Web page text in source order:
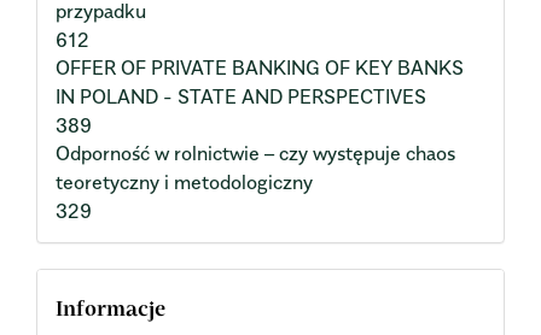
przypadku
612
OFFER OF PRIVATE BANKING OF KEY BANKS
IN POLAND - STATE AND PERSPECTIVES
389
Odporność w rolnictwie – czy występuje chaos
teoretyczny i metodologiczny
329
Informacje